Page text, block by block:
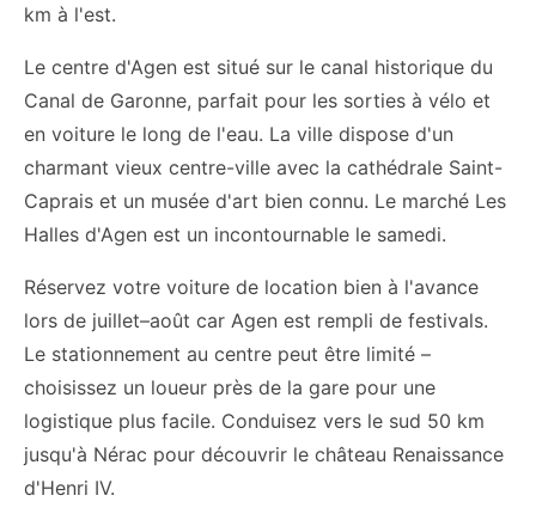
km à l'est.
Le centre d'Agen est situé sur le canal historique du
Canal de Garonne, parfait pour les sorties à vélo et
en voiture le long de l'eau. La ville dispose d'un
charmant vieux centre-ville avec la cathédrale Saint-
Caprais et un musée d'art bien connu. Le marché Les
Halles d'Agen est un incontournable le samedi.
Réservez votre voiture de location bien à l'avance
lors de juillet–août car Agen est rempli de festivals.
Le stationnement au centre peut être limité –
choisissez un loueur près de la gare pour une
logistique plus facile. Conduisez vers le sud 50 km
jusqu'à Nérac pour découvrir le château Renaissance
d'Henri IV.